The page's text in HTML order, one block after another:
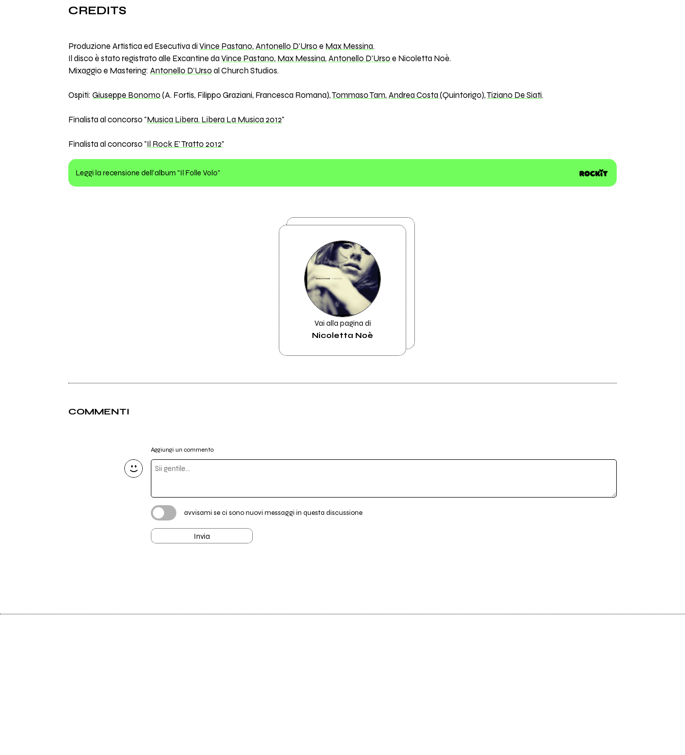
CREDITS
Produzione Artistica ed Esecutiva diVince Pastano, Antonello D'Urso e Max Messina.
Il disco è stato registrato alle Excantine daVince Pastano, Max Messina, Antonello D'Urso e Nicoletta Noè.
Mixaggio e Mastering: Antonello D'Urso al Church Studios.
Ospiti:Giuseppe Bonomo (A. Fortis, Filippo Graziani, Francesca Romana),Tommaso Tam, Andrea Costa (Quintorigo),Tiziano De Siati.
Finalista al concorso "Musica Libera. Libera La Musica 2012"
Finalista al concorso "Il Rock E’ Tratto 2012"
Leggi la recensione dell'album "Il Folle Volo"
Vai alla pagina di
Nicoletta Noè
COMMENTI
Aggiungi un commento
avvisami se ci sono nuovi messaggi in questa discussione
Invia